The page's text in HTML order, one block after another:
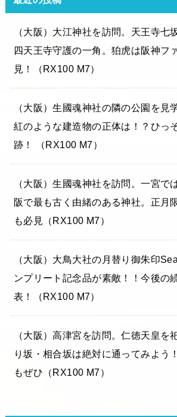
（大阪）大江神社を訪問。天王寺七
四天王寺守護の一角。狛虎は阪神フ
見！（RX100 M7）
（大阪）生國魂神社の隣の公園を見
紅のような建造物の正体は！？ひっ
跡！ （RX100 M7）
（大阪）生國魂神社を訪問。一宮で
阪で最も古く由緒のある神社。正月
も必見（RX100 M7）
（大阪）大鳥大社の月替り御朱印
ンプリート記念品が素敵！！今後の
表！（RX100 M7）
（大阪）高津宮を訪問。仁徳天皇を
り坂・相合坂は絶対に通ってみよう
もぜひ（RX100 M7）